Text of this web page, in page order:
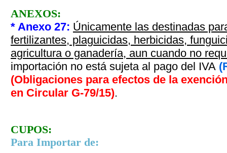
ANEXOS:
* Anexo 27: Únicamente las destinadas
fertilizantes, plaguicidas, herbicidas,
agricultura o ganadería, aun cuando no
importación no está sujeta al pago del IVA
(Obligaciones para efectos de la
en Circular G-79/15).
CUPOS:
Para Importar de: